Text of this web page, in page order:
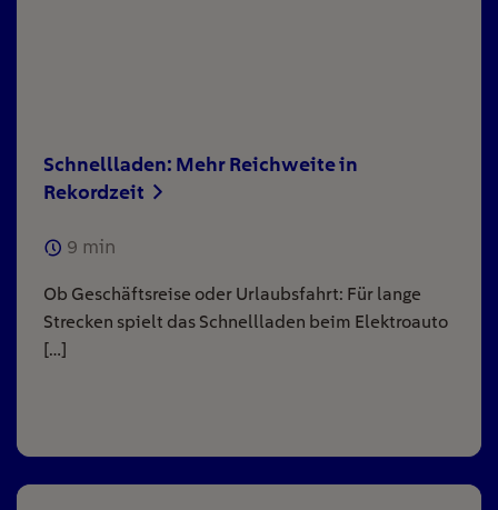
Schnellladen: Mehr Reichweite in
Rekordzeit
9 min
Ob Geschäftsreise oder Urlaubsfahrt: Für lange
Strecken spielt das Schnellladen beim Elektroauto
[…]